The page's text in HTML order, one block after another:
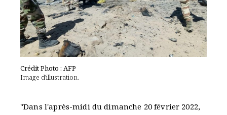
Crédit Photo : AFP
Image d'illustration.
"Dans l'après-midi du dimanche 20 février 2022,